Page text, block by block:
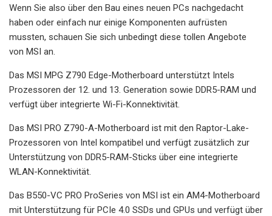
Wenn Sie also über den Bau eines neuen PCs nachgedacht
haben oder einfach nur einige Komponenten aufrüsten
mussten, schauen Sie sich unbedingt diese tollen Angebote
von MSI an.
Das MSI MPG Z790 Edge-Motherboard unterstützt Intels
Prozessoren der 12. und 13. Generation sowie DDR5-RAM und
verfügt über integrierte Wi-Fi-Konnektivität.
Das MSI PRO Z790-A-Motherboard ist mit den Raptor-Lake-
Prozessoren von Intel kompatibel und verfügt zusätzlich zur
Unterstützung von DDR5-RAM-Sticks über eine integrierte
WLAN-Konnektivität.
Das B550-VC PRO ProSeries von MSI ist ein AM4-Motherboard
mit Unterstützung für PCIe 4.0 SSDs und GPUs und verfügt über